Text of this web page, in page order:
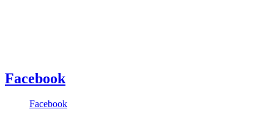
Facebook
Facebook